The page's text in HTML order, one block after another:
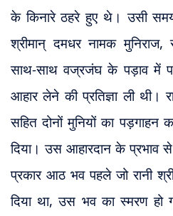
के किनारे ठहरे हुए थे। उसी
श्रीमान् दमधर नामक
साथ-साथवज्रजंघके पड़ाव में
आहार लेने की प्रतिज्ञा ली थी।
सहित दोनों मुनियों का पड़गाहन
दिया। उस आहारदान के प्रभाव
प्रकार आठ भव पहले जो रानी
दिया था, उस भव का स्मरण हो